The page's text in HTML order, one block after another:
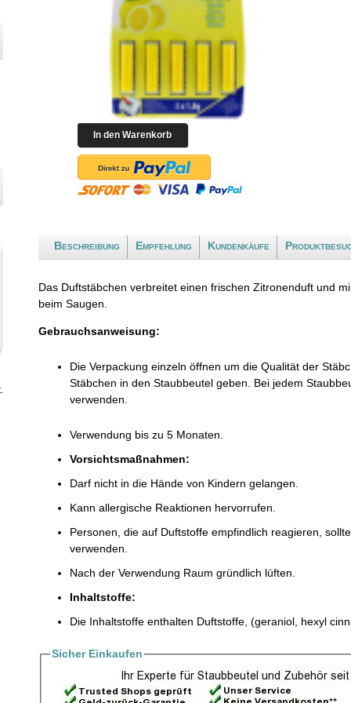
Beschreibung Empfehlung Kundenkäufe
Das Duftstäbchen verbreitet einen frischen Zitronenduft und
beim Saugen.
Gebrauchsanweisung:
Die Verpackung einzeln öffnen um die Qualität der
Stäbchen in den Staubbeutel geben. Bei jedem
verwenden.
Verwendung bis zu 5 Monaten.
Vorsichtsmaßnahmen:
Darf nicht in die Hände von Kindern gelangen.
Kann allergische Reaktionen hervorrufen.
Personen, die auf Duftstoffe empfindlich reagieren,
verwenden.
Nach der Verwendung Raum gründlich lüften.
Inhaltstoffe:
Die Inhaltstoffe enthalten Duftstoffe, (geraniol, hexyl
Sicher Einkaufen